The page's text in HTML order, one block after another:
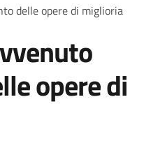
delle opere di miglioria
opere di